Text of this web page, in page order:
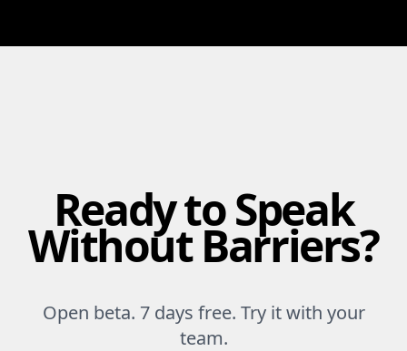
Ready to Speak
Without Barriers?
Open beta. 7 days free. Try it with your
team.